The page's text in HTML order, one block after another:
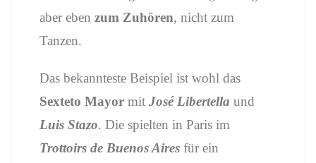
aber eben zum Zuhören, nicht zum
Tanzen.
Das bekannteste Beispiel ist wohl das
Sexteto Mayor mit José Libertella und
Luis Stazo. Die spielten in Paris im
Trottoirs de Buenos Aires für ein